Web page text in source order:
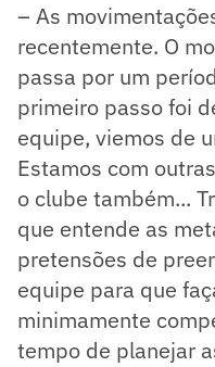
– As
recentemente. O
passa por um
primeiro passo foi
equipe, viemos de
Estamos com
o clube também...
que entende as
pretensões de
equipe para que
minimamente
tempo de planejar